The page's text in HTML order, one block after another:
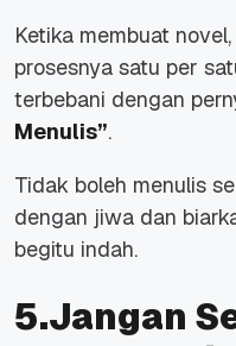
Ketika membuat
prosesnya satu per
terbebani dengan
Menulis”.
Tidak boleh menulis
dengan jiwa dan
begitu indah.
5.Jangan